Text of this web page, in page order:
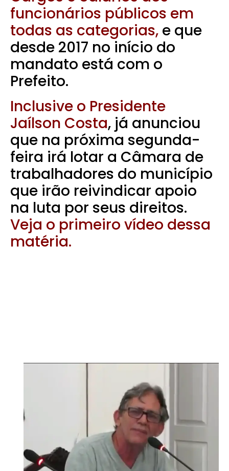
funcionários públicos em
todas as categorias, e que
desde 2017 no início do
mandato está com o
Prefeito.
Inclusive o Presidente
Jaílson Costa, já anunciou
que na próxima segunda-
feira irá lotar a Câmara de
trabalhadores do município
que irão reivindicar apoio
na luta por seus direitos.
Veja o primeiro vídeo dessa
matéria.